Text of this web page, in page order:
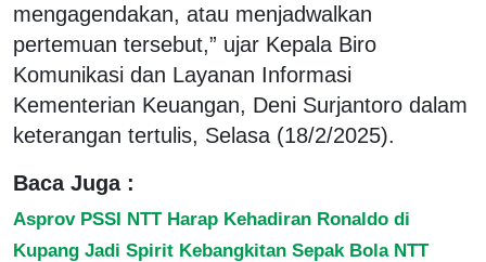
mengagendakan, atau menjadwalkan
pertemuan tersebut,” ujar Kepala Biro
Komunikasi dan Layanan Informasi
Kementerian Keuangan, Deni Surjantoro dalam
keterangan tertulis, Selasa (18/2/2025).
Baca Juga :
Asprov PSSI NTT Harap Kehadiran Ronaldo di
Kupang Jadi Spirit Kebangkitan Sepak Bola NTT